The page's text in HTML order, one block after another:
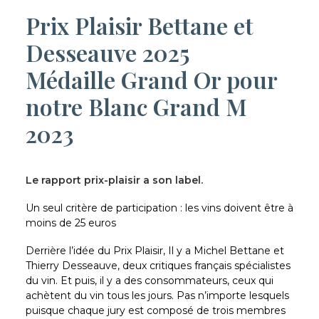
Prix Plaisir Bettane et
Desseauve 2025
Médaille Grand Or pour
notre Blanc Grand M
2023
Le rapport prix-plaisir a son label.
Un seul critère de participation : les vins doivent être à
moins de 25 euros
Derrière l’idée du Prix Plaisir, Il y a Michel Bettane et
Thierry Desseauve, deux critiques français spécialistes
du vin. Et puis, il y a des consommateurs, ceux qui
achètent du vin tous les jours. Pas n’importe lesquels
puisque chaque jury est composé de trois membres